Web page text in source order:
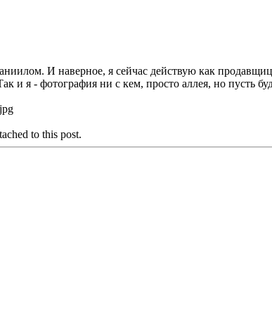
И наверное, я сейчас действую как
я - фотография ни с кем, просто аллея, но пусть
to this post.